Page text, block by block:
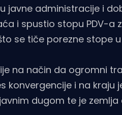
javne administracije i
i spustio stopu PDV-a
se tiče porezne stope
na način da ogromni
konvergencije i na
dugom te je